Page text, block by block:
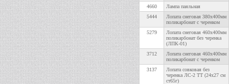
4660
Лампа паяльная
5444
Лопата снеговая 380х400мм
поликарбонат с черенком
5279
Лопата снеговая 460х400мм
поликарбонат без черенка
(ЛПК-01)
3712
Лопата снеговая 460х400мм
поликарбонат с черенком
3137
Лопата совковая без
черенка ЛС-2 ТТ (24х27 см
ст65г)